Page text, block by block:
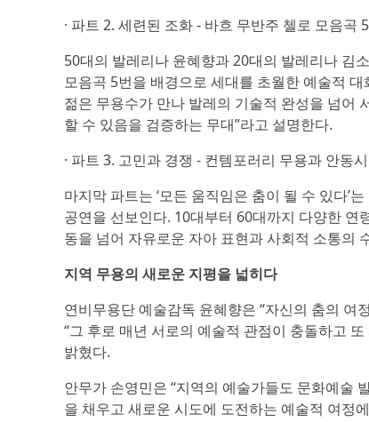
· 파트 2. 세련된 조화 - 바흐 무반주 첼로 모음곡
50대의 발레리나 윤혜향과 20대의 발레리나 김
모음곡 5번을 배경으로 세대를 초월한 예술적
젊은 무용수가 만나 발레의 기술적 완성을 넘어
할 수 있음을 검증하는 무대”라고 설명한다.
· 파트 3. 고민과 경쟁 - 컨템포러리 무용과 안동
마지막 파트는 ‘모든 움직임은 춤이 될 수 있다’
공연을 선보인다. 10대부터 60대까지 다양한
동을 넘어 자유로운 자아 표현과 사회적 소통의
지역 무용의 새로운 지평을 넓히다
연비무용단 예술감독 윤혜향은 “자신의 춤의 여
“그 후로 매년 서로의 예술적 관점이 충돌하고
밝혔다.
안무가 손영민은 “지역의 예술가들도 문화예술
을 채우고 새로운 시도에 도전하는 예술적 여정